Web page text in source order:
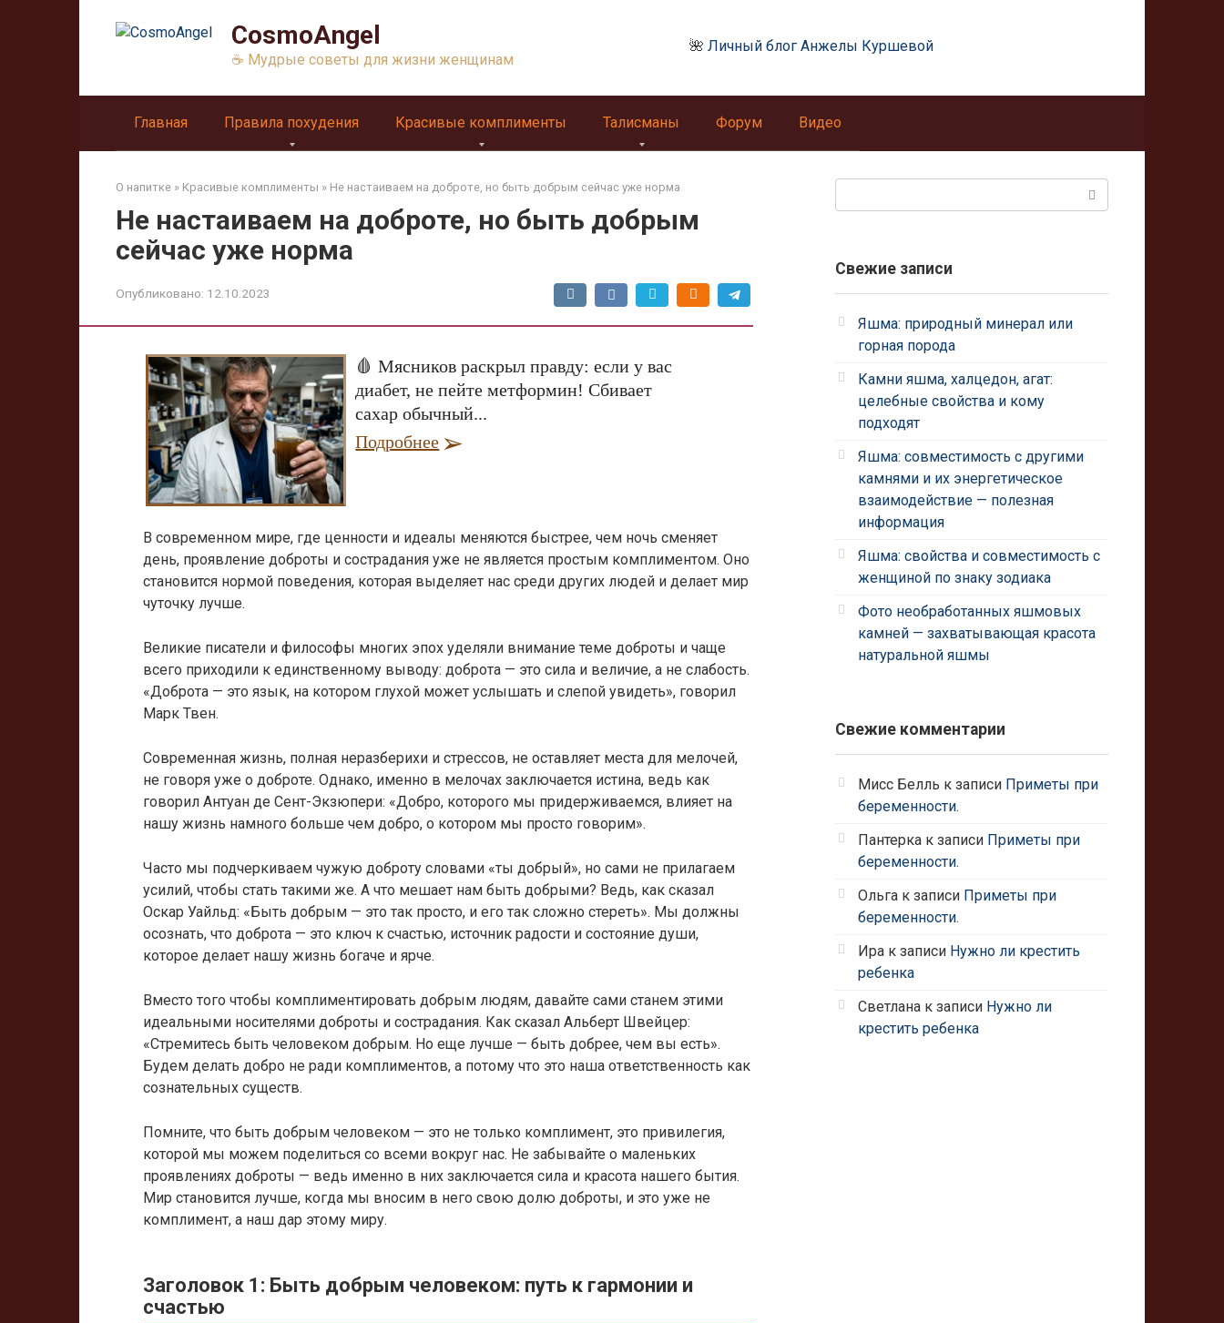
CosmoAngel
☕ Мудрые советы для жизни женщинам
🌺 Личный блог Анжелы Куршевой
Главная Правила похудения Красивые комплименты Талисманы Форум Видео
О напитке » Красивые комплименты » Не настаиваем на доброте, но быть добрым сейчас уже норма
Не настаиваем на доброте, но быть добрым
сейчас уже норма
Опубликовано: 12.10.2023
🩸 Мясников раскрыл правду: если у вас
диабет, не пейте метформин! Сбивает
сахар обычный...
Подробнее
В современном мире, где ценности и идеалы меняются быстрее, чем ночь сменяет
день, проявление доброты и сострадания уже не является простым комплиментом. Оно
становится нормой поведения, которая выделяет нас среди других людей и делает мир
чуточку лучше.
Великие писатели и философы многих эпох уделяли внимание теме доброты и чаще
всего приходили к единственному выводу: доброта — это сила и величие, а не слабость.
«Доброта — это язык, на котором глухой может услышать и слепой увидеть», говорил
Марк Твен.
Современная жизнь, полная неразберихи и стрессов, не оставляет места для мелочей,
не говоря уже о доброте. Однако, именно в мелочах заключается истина, ведь как
говорил Антуан де Сент-Экзюпери: «Добро, которого мы придерживаемся, влияет на
нашу жизнь намного больше чем добро, о котором мы просто говорим».
Часто мы подчеркиваем чужую доброту словами «ты добрый», но сами не прилагаем
усилий, чтобы стать такими же. А что мешает нам быть добрыми? Ведь, как сказал
Оскар Уайльд: «Быть добрым — это так просто, и его так сложно стереть». Мы должны
осознать, что доброта — это ключ к счастью, источник радости и состояние души,
которое делает нашу жизнь богаче и ярче.
Вместо того чтобы комплиментировать добрым людям, давайте сами станем этими
идеальными носителями доброты и сострадания. Как сказал Альберт Швейцер:
«Стремитесь быть человеком добрым. Но еще лучше — быть добрее, чем вы есть».
Будем делать добро не ради комплиментов, а потому что это наша ответственность как
сознательных существ.
Помните, что быть добрым человеком — это не только комплимент, это привилегия,
которой мы можем поделиться со всеми вокруг нас. Не забывайте о маленьких
проявлениях доброты — ведь именно в них заключается сила и красота нашего бытия.
Мир становится лучше, когда мы вносим в него свою долю доброты, и это уже не
комплимент, а наш дар этому миру.
Заголовок 1: Быть добрым человеком: путь к гармонии и
счастью
Свежие записи
Яшма: природный минерал или
горная порода
Камни яшма, халцедон, агат:
целебные свойства и кому
подходят
Яшма: совместимость с другими
камнями и их энергетическое
взаимодействие — полезная
информация
Яшма: свойства и совместимость с
женщиной по знаку зодиака
Фото необработанных яшмовых
камней — захватывающая красота
натуральной яшмы
Свежие комментарии
Мисс Белль к записи Приметы при
беременности.
Пантерка к записи Приметы при
беременности.
Ольга к записи Приметы при
беременности.
Ира к записи Нужно ли крестить
ребенка
Светлана к записи Нужно ли
крестить ребенка